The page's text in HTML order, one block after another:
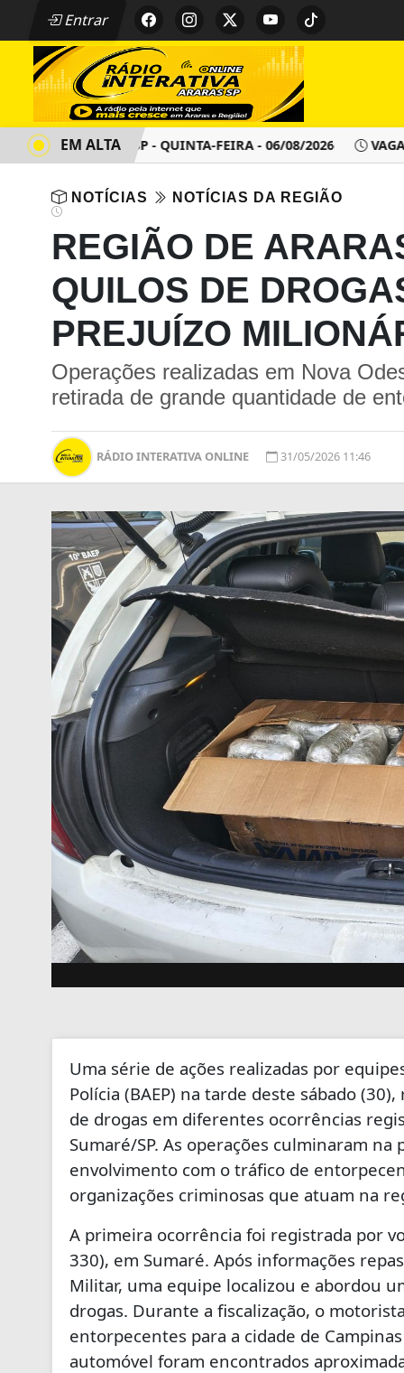
Entrar
- ARARAS SP - QUINTA-FEIRA - 06/08/2026 VAGAS
EM ALTA
NOTÍCIAS NOTÍCIAS DA REGIÃO
REGIÃO DE
QUILOS DE
PREJUÍZO
Operações realizadas em Nova
retirada de grande quantidade de
RÁDIO INTERATIVA ONLINE 31/05/2026 11:46
Uma série de ações realizadas por
Polícia (BAEP) na tarde deste sábado
de drogas em diferentes ocorrências
Sumaré/SP. As operações culminaram
envolvimento com o tráfico de
organizações criminosas que atuam na
A primeira ocorrência foi registrada por
330), em Sumaré. Após informações
Militar, uma equipe localizou e abordou
drogas. Durante a fiscalização, o
entorpecentes para a cidade de
automóvel foram encontrados